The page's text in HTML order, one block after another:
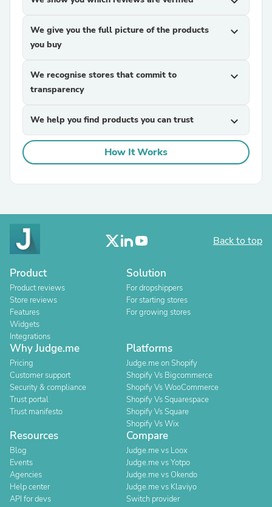
We give you the full picture of the products
you buy
expand_more
We recognise stores that commit to
transparency
expand_more
We help you find products you can trust expand_more
How It Works
Back to top
Product
Product reviews
Store reviews
Features
Widgets
Integrations
Solution
For dropshippers
For starting stores
For growing stores
Why Judge.me
Pricing
Customer support
Security & compliance
Trust portal
Trust manifesto
Platforms
Judge.me on Shopify
Shopify Vs Bigcommerce
Shopify Vs WooCommerce
Shopify Vs Squarespace
Shopify Vs Square
Shopify Vs Wix
Resources
Blog
Events
Agencies
Help center
API for devs
Compare
Judge.me vs Loox
Judge.me vs Yotpo
Judge.me vs Okendo
Judge.me vs Klaviyo
Switch provider